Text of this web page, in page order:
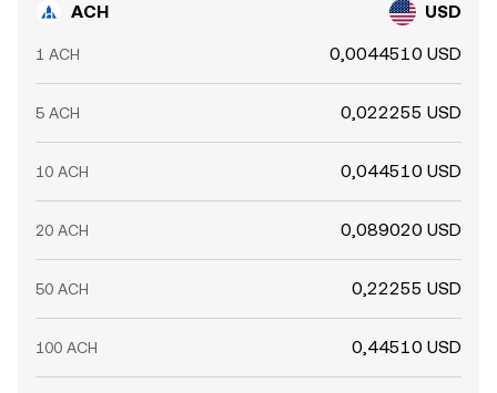
ACH USD
1 ACH 0,0044510 USD
5 ACH 0,022255 USD
10 ACH 0,044510 USD
20 ACH 0,089020 USD
50 ACH 0,22255 USD
100 ACH 0,44510 USD